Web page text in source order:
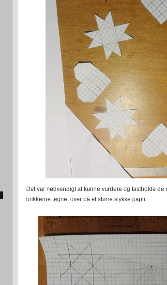
Det var nødvendigt at kunne vurdere og fastholde de
brikkerne tegnet over på et større stykke papir.